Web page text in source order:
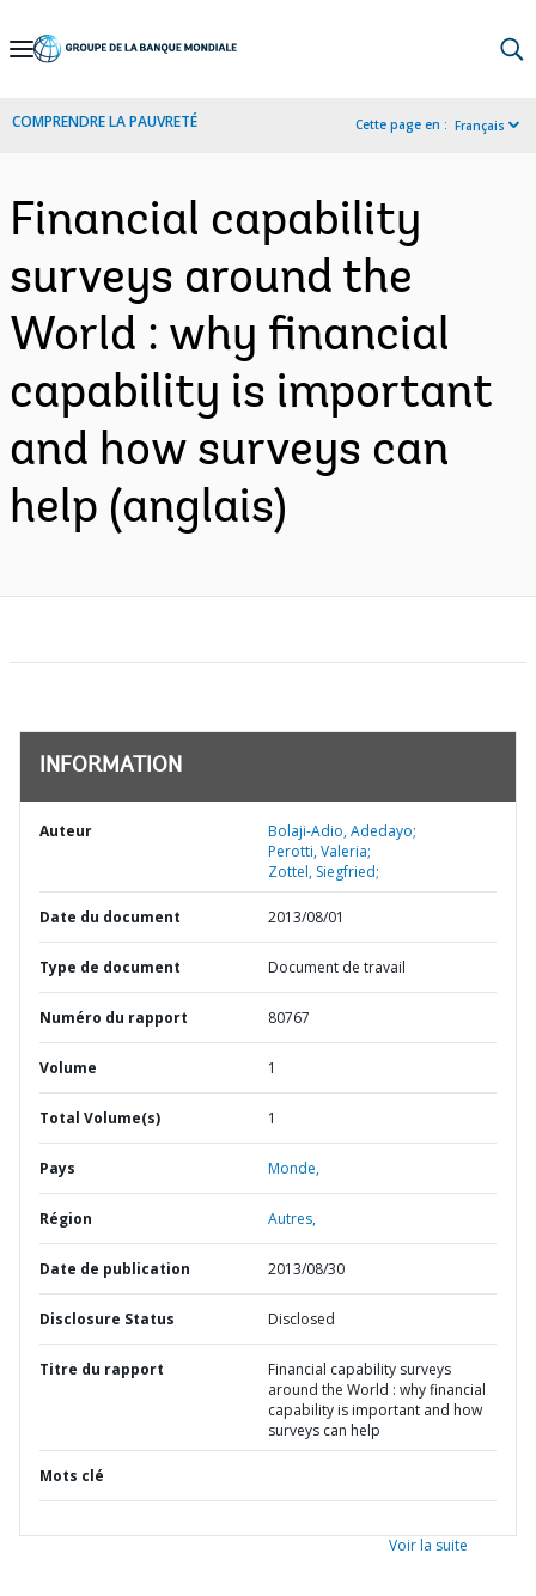
Skip
Navigation
COMPRENDRE LA PAUVRETÉ Cette page en : Français
Financial capability
surveys around the
World : why financial
capability is important
and how surveys can
help (anglais)
INFORMATION
Auteur
Bolaji-Adio, Adedayo;
Perotti, Valeria;
Zottel, Siegfried;
Date du document 2013/08/01
Type de document Document de travail
Numéro du rapport 80767
Volume 1
Total Volume(s) 1
Pays Monde,
Région Autres,
Date de publication 2013/08/30
Disclosure Status Disclosed
Titre du rapport
Financial capability surveys
around the World : why financial
capability is important and how
surveys can help
Mots clé
Voir la suite